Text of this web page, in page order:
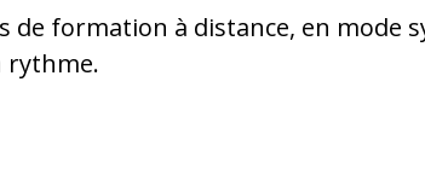
formation à distance, en mode
rythme.